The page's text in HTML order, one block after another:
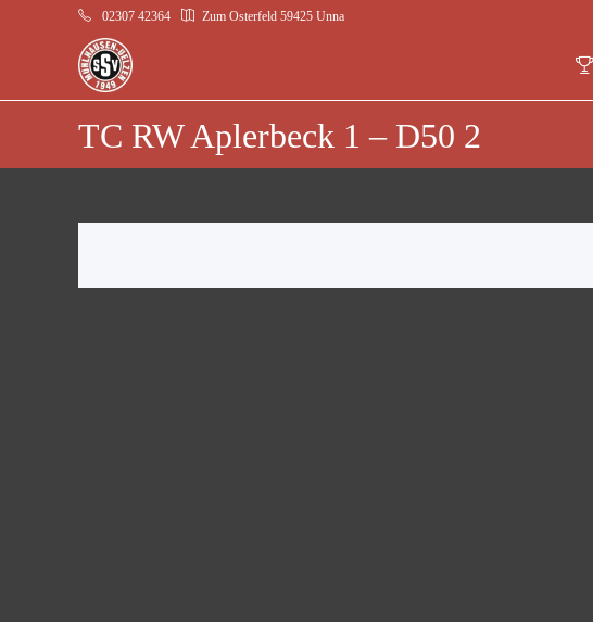
02307 42364 Zum Osterfeld 59425 Unna
TC RW Aplerbeck 1 – D50 2